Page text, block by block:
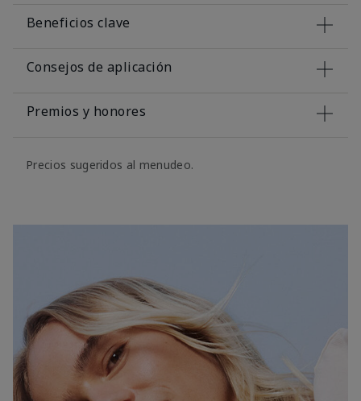
Beneficios clave
Consejos de aplicación
Premios y honores
Precios sugeridos al menudeo.